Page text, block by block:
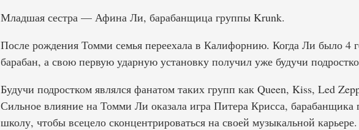
Младшая сестра — Афина Ли, барабанщица группы Krunk.
После рождения Томми семья переехала в Калифорнию. Когда Ли было 4
барабан, а свою первую ударную установку получил уже будучи
Будучи подростком являлся фанатом таких групп как Queen, Kiss, Led
Сильное влияние на Томми Ли оказала игра Питера Крисса,
школу, чтобы всецело сконцентрироваться на своей музыкальной карьере.